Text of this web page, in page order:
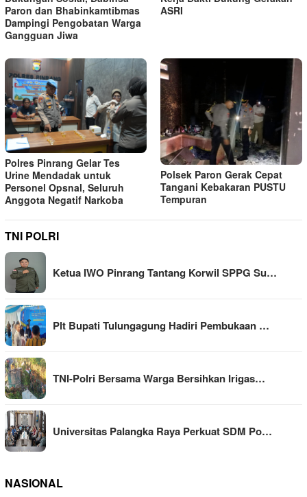
Paron dan Bhabinkamtibmas
Dampingi Pengobatan Warga
Gangguan Jiwa
ASRI
Polres Pinrang Gelar Tes
Urine Mendadak untuk
Personel Opsnal, Seluruh
Anggota Negatif Narkoba
Polsek Paron Gerak Cepat
Tangani Kebakaran PUSTU
Tempuran
TNI POLRI
Ketua IWO Pinrang Tantang Korwil SPPG Su…
Plt Bupati Tulungagung Hadiri Pembukaan …
TNI-Polri Bersama Warga Bersihkan Irigas…
Universitas Palangka Raya Perkuat SDM Po…
NASIONAL